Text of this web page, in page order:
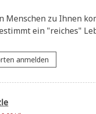
Men­schen zu Ihnen
ein "rei­ches"
anmelden